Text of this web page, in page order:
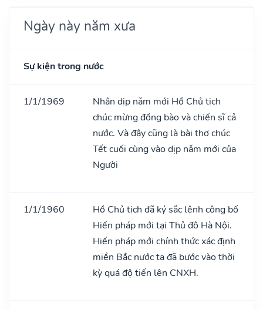
Ngày này năm xưa
Sự kiện trong nước
1/1/1969
Nhân dịp nǎm mới Hồ Chủ tịch
chúc mừng đồng bào và chiến sĩ cả
nước. Và đây cũng là bài thơ chúc
Tết cuối cùng vào dịp nǎm mới của
Người
1/1/1960
Hồ Chủ tịch đã ký sắc lệnh công bố
Hiến pháp mới tại Thủ đô Hà Nội.
Hiến pháp mới chính thức xác định
miền Bắc nước ta đã bước vào thời
kỳ quá độ tiến lên CNXH.